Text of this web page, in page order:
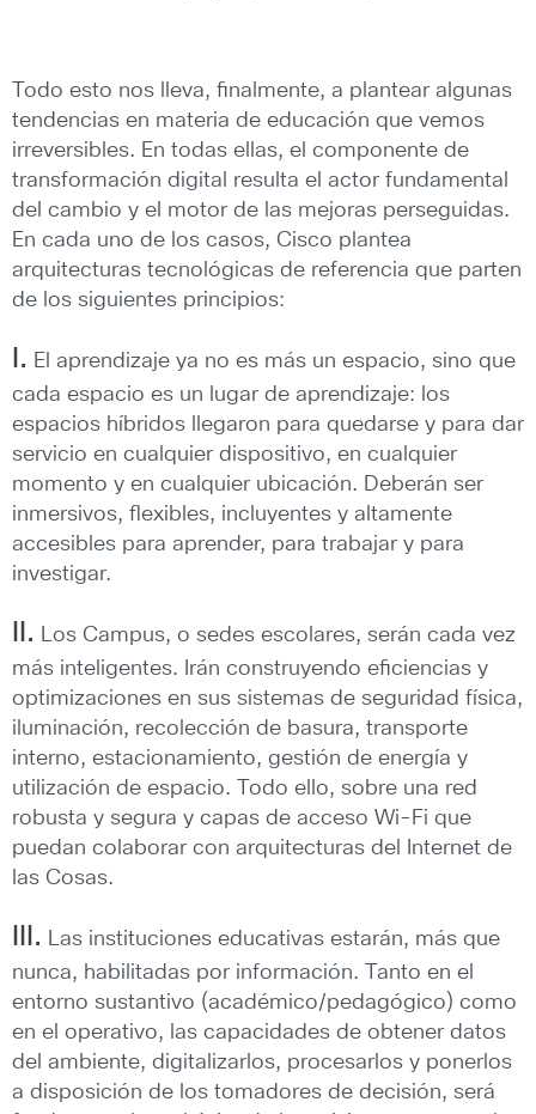
Todo esto nos lleva, finalmente, a plantear algunas
tendencias en materia de educación que vemos
irreversibles. En todas ellas, el componente de
transformación digital resulta el actor fundamental
del cambio y el motor de las mejoras perseguidas.
En cada uno de los casos, Cisco plantea
arquitecturas tecnológicas de referencia que parten
de los siguientes principios:
I. El aprendizaje ya no es más un espacio, sino que
cada espacio es un lugar de aprendizaje: los
espacios híbridos llegaron para quedarse y para dar
servicio en cualquier dispositivo, en cualquier
momento y en cualquier ubicación. Deberán ser
inmersivos, flexibles, incluyentes y altamente
accesibles para aprender, para trabajar y para
investigar.
II. Los Campus, o sedes escolares, serán cada vez
más inteligentes. Irán construyendo eficiencias y
optimizaciones en sus sistemas de seguridad física,
iluminación, recolección de basura, transporte
interno, estacionamiento, gestión de energía y
utilización de espacio. Todo ello, sobre una red
robusta y segura y capas de acceso Wi-Fi que
puedan colaborar con arquitecturas del Internet de
las Cosas.
III. Las instituciones educativas estarán, más que
nunca, habilitadas por información. Tanto en el
entorno sustantivo (académico/pedagógico) como
en el operativo, las capacidades de obtener datos
del ambiente, digitalizarlos, procesarlos y ponerlos
a disposición de los tomadores de decisión, será